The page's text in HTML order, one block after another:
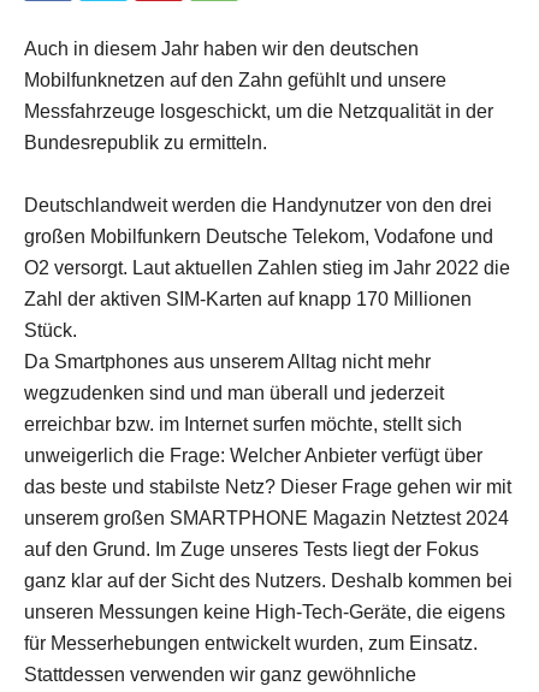
Auch in diesem Jahr haben wir den deutschen
Mobilfunknetzen auf den Zahn gefühlt und unsere
Messfahrzeuge losgeschickt, um die Netzqualität in der
Bundesrepublik zu ermitteln.
Deutschlandweit werden die Handynutzer von den drei
großen Mobilfunkern Deutsche Telekom, Vodafone und
O2 versorgt. Laut aktuellen Zahlen stieg im Jahr 2022 die
Zahl der aktiven SIM-Karten auf knapp 170 Millionen
Stück.
Da Smartphones aus unserem Alltag nicht mehr
wegzudenken sind und man überall und jederzeit
erreichbar bzw. im Internet surfen möchte, stellt sich
unweigerlich die Frage: Welcher Anbieter verfügt über
das beste und stabilste Netz? Dieser Frage gehen wir mit
unserem großen SMARTPHONE Magazin Netztest 2024
auf den Grund. Im Zuge unseres Tests liegt der Fokus
ganz klar auf der Sicht des Nutzers. Deshalb kommen bei
unseren Messungen keine High-Tech-Geräte, die eigens
für Messerhebungen entwickelt wurden, zum Einsatz.
Stattdessen verwenden wir ganz gewöhnliche